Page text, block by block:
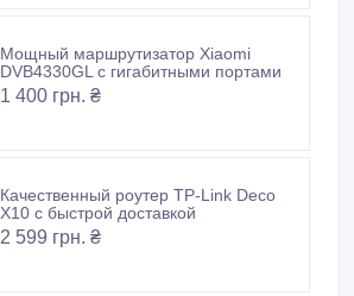
Мощный маршрутизатор Xiaomi
DVB4330GL с гигабитными портами
1 400 грн. ₴
Качественный роутер TP-Link Deco
X10 с быстрой доставкой
2 599 грн. ₴